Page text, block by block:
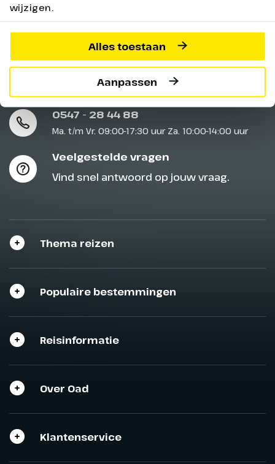
wijzigen.
Alles toestaan
Aanpassen
Service & contact
0547 - 28 44 88
Ma. t/m Vr. 09:00-17:30 uur Za. 10:00-14:00 uur
Veelgestelde vragen
Vind snel antwoord op jouw vraag.
Thema reizen
Populaire bestemmingen
Reisinformatie
Over Oad
Klantenservice